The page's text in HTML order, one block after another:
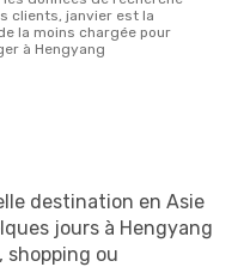
clients, janvier est la
la moins chargée pour
à Hengyang
destination en Asie
jours à Hengyang
shopping ou